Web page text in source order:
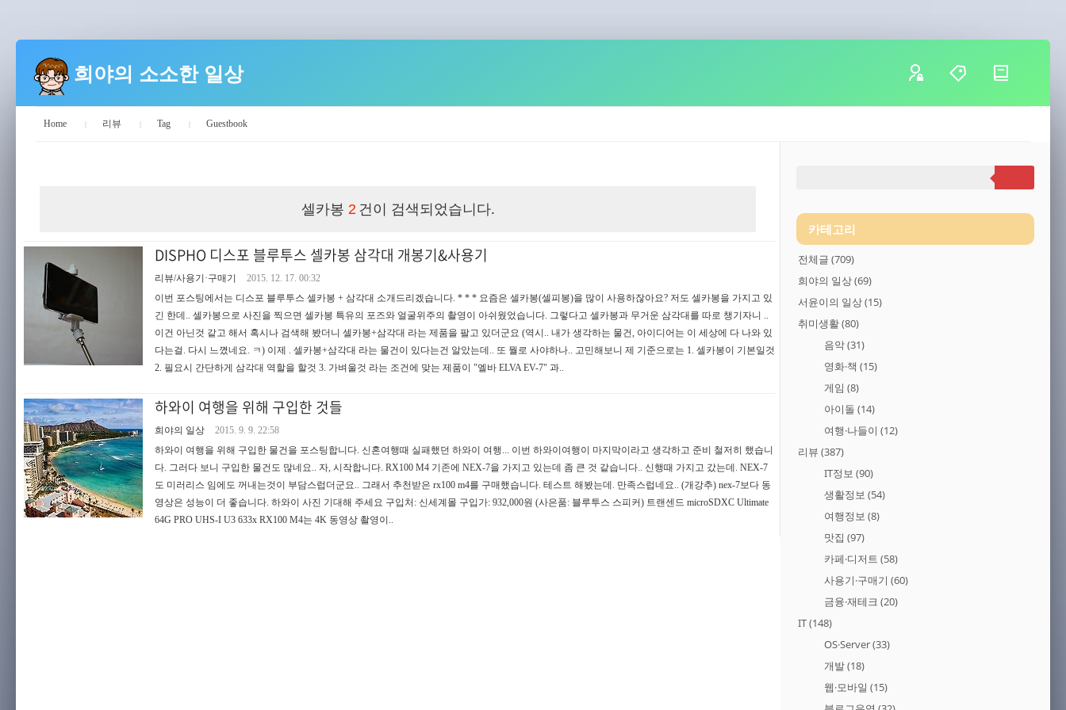
희야의 소소한 일상
Home 리뷰 Tag Guestbook
셀카봉 2 건이 검색되었습니다.
DISPHO 디스포 블루투스 셀카봉 삼각대 개봉기&사용기
리뷰/사용기·구매기
2015. 12. 17. 00:32
이번 포스팅에서는 디스포 블루투스 셀카봉 + 삼각대 소개드리겠습니다. * * * 요즘은 셀카봉(셀피봉)을 많이 사용하잖아요? 저도 셀카봉을 가지고 있
긴 한데.. 셀카봉으로 사진을 찍으면 셀카봉 특유의 포즈와 얼굴위주의 촬영이 아쉬웠었습니다. 그렇다고 셀카봉과 무거운 삼각대를 따로 챙기자니 ..
이건 아닌것 같고 해서 혹시나 검색해 봤더니 셀카봉+삼각대 라는 제품을 팔고 있더군요 (역시.. 내가 생각하는 물건, 아이디어는 이 세상에 다 나와 있
다는걸. 다시 느꼈네요. ㅋ) 이제 . 셀카봉+삼각대 라는 물건이 있다는건 알았는데.. 또 뭘로 사야하나.. 고민해보니 제 기준으로는 1. 셀카봉이 기본일것
2. 필요시 간단하게 삼각대 역할을 할것 3. 가벼울것 라는 조건에 맞는 제품이 "엘바 ELVA EV-7" 과..
하와이 여행을 위해 구입한 것들
희야의 일상
2015. 9. 9. 22:58
하와이 여행을 위해 구입한 물건을 포스팅합니다. 신혼여행때 실패했던 하와이 여행... 이번 하와이여행이 마지막이라고 생각하고 준비 철저히 했습니
다. 그러다 보니 구입한 물건도 많네요.. 자, 시작합니다. RX100 M4 기존에 NEX-7을 가지고 있는데 좀 큰 것 같습니다.. 신행때 가지고 갔는데. NEX-7
도 미러리스 임에도 꺼내는것이 부담스럽더군요.. 그래서 추천받은 rx100 m4를 구매했습니다. 테스트 해봤는데. 만족스럽네요.. (개강추) nex-7보다 동
영상은 성능이 더 좋습니다. 하와이 사진 기대해 주세요 구입처: 신세계몰 구입가: 932,000원 (사은품: 블루투스 스피커) 트랜센드 microSDXC Ultimate
64G PRO UHS-I U3 633x RX100 M4는 4K 동영상 촬영이..
카테고리
전체글 (709)
희야의 일상(69)
서윤이의 일상(15)
취미생활(80)
음악(31)
영화·책 (15)
게임 (8)
아이돌 (14)
여행·나들이 (12)
리뷰 (387)
IT정보 (90)
생활정보 (54)
여행정보 (8)
맛집 (97)
카페·디저트 (58)
사용기·구매기 (60)
금융·재테크 (20)
IT(148)
OS·Server(33)
개발(18)
웹·모바일 (15)